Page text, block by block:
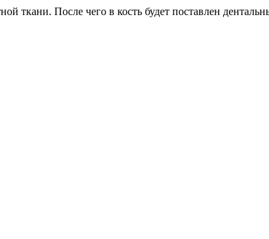
ткани. После чего в кость будет поставлен